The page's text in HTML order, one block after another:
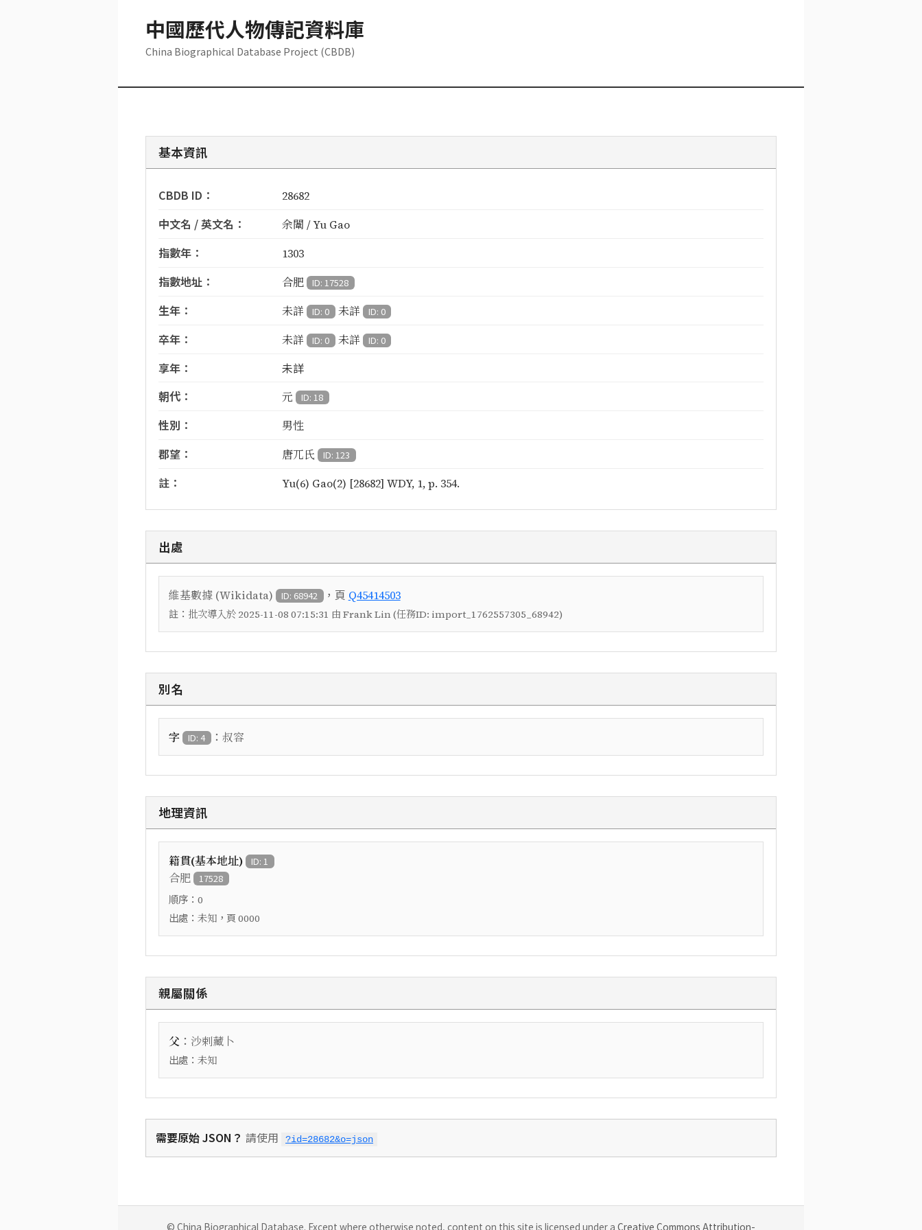
中國歷代人物傳記資料庫
China Biographical Database Project (CBDB)
基本資訊
CBDB ID： 28682
中文名 / 英文名： 余闈 / Yu Gao
指數年： 1303
指數地址： 合肥 ID: 17528
生年： 未詳 ID: 0 未詳 ID: 0
卒年： 未詳 ID: 0 未詳 ID: 0
享年：
未詳
朝代：
元 ID: 18
性別： 男性
郡望： 唐兀氏 ID: 123
註： Yu(6) Gao(2) [28682] WDY, 1, p. 354.
出處
維基數據 (Wikidata) ID: 68942 ，頁 Q45414503
註： 批次導入於 2025-11-08 07:15:31 由 Frank Lin (任務ID: import_1762557305_68942)
別名
字 ID: 4 ： 叔容
地理資訊
籍貫(基本地址) ID: 1
合肥 17528
順序： 0
出處： 未知 ，頁 0000
親屬關係
父 ： 沙剌藏卜
出處： 未知
需要原始 JSON？ 請使用 ?id=28682&o=json
© China Biographical Database. Except where otherwise noted, content on this site is licensed under a Creative Commons Attribution-